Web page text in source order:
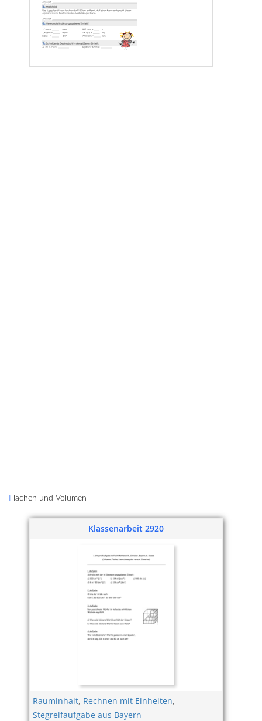
Flächen und Volumen
Klassenarbeit 2920
Rauminhalt, Rechnen mit Einheiten,
Stegreifaufgabe aus Bayern